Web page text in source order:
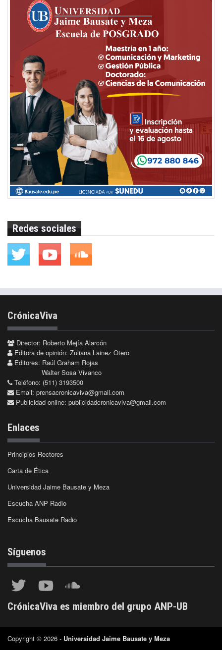
Redes sociales
CrónicaViva
Director: Roberto Mejía Alarcón
Editora de opinión: Zuliana Lainez Otero
Editores: Raúl Graham Rojas
Walter Sosa Vivanco
Teléfono: (511) 3193500
Email: prensacronicaviva@gmail.com
Publicidad online: publicidadcronicaviva@gmail.com
Enlaces
Principios Rectores
Carta de Ética
Universidad Jaime Bausate y Meza
Escucha ANP Radio
Escucha Bausate Radio
Síguenos
CrónicaViva es miembro del grupo ANP-UB
Copyright © 2026 - Universidad Jaime Bausate y Meza